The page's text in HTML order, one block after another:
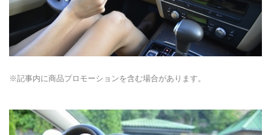
※記事内に商品プロモーションを含む場合があります。